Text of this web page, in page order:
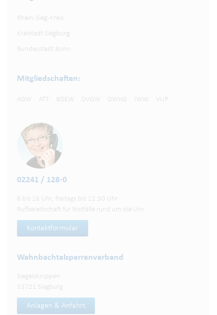
Rhein-Sieg-Kreis
Kreistadt Siegburg
Bundesstadt Bonn
Mitgliedschaften:
AGW ATT BDEW DVGW DWHG IWW VUP
02241 / 128-0
8 bis 16 Uhr, freitags bis 12:30 Uhr
Rufbereitschaft für Notfälle rund um die Uhr
Kontaktformular
Wahnbachtalsperren­verband
Siegelsknippen
53721 Siegburg
Anlagen & Anfahrt